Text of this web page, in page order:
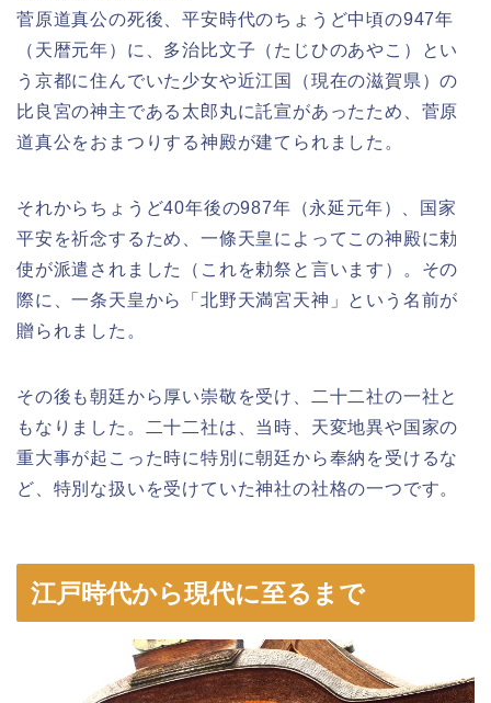
菅原道真公の死後、平安時代のちょうど中頃の947年
（天暦元年）に、多治比文子（たじひのあやこ）とい
う京都に住んでいた少女や近江国（現在の滋賀県）の
比良宮の神主である太郎丸に託宣があったため、菅原
道真公をおまつりする神殿が建てられました。
それからちょうど40年後の987年（永延元年）、国家
平安を祈念するため、一條天皇によってこの神殿に勅
使が派遣されました（これを勅祭と言います）。その
際に、一条天皇から「北野天満宮天神」という名前が
贈られました。
その後も朝廷から厚い崇敬を受け、二十二社の一社と
もなりました。二十二社は、当時、天変地異や国家の
重大事が起こった時に特別に朝廷から奉納を受けるな
ど、特別な扱いを受けていた神社の社格の一つです。
江戸時代から現代に至るまで